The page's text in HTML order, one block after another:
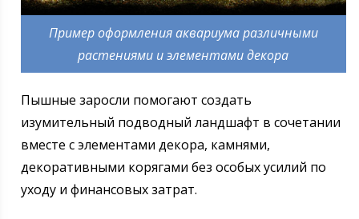
Пример оформления аквариума различными
растениями и элементами декора
Пышные заросли помогают создать
изумительный подводный ландшафт в сочетании
вместе с элементами декора, камнями,
декоративными корягами без особых усилий по
уходу и финансовых затрат.